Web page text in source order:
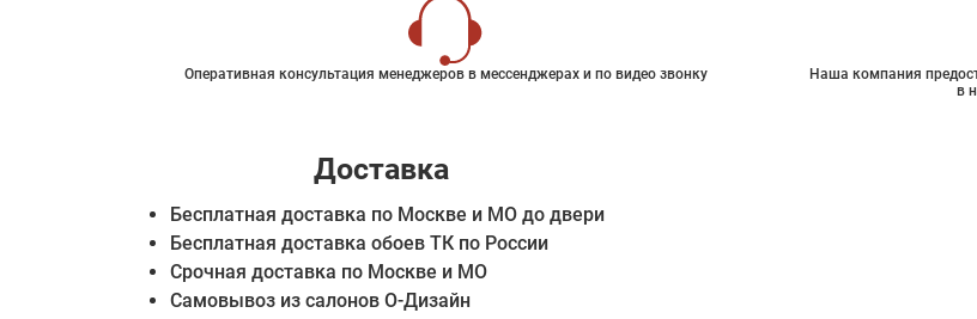
Оперативная консультация менеджеров в мессенджерах и по видео звонку
Наша компания
в
Доставка
Бесплатная доставка по Москве и МО до двери
Бесплатная доставка обоев ТК по России
Срочная доставка по Москве и МО
Самовывоз из салонов О-Дизайн